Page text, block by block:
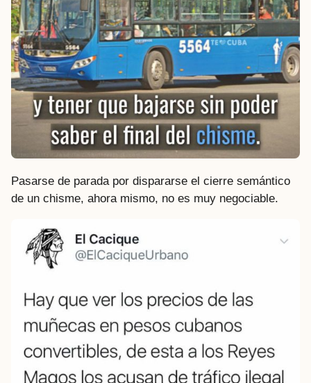
Pasarse de parada por dispararse el cierre semántico
de un chisme, ahora mismo, no es muy negociable.